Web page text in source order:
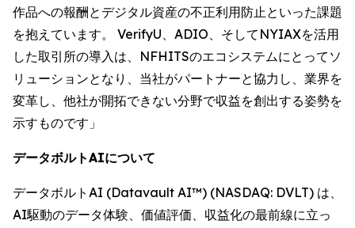
作品への報酬とデジタル資産の不正利用防止といった課題
を抱えています。 VerifyU、ADIO、そしてNYIAXを活用
した取引所の導入は、NFHITSのエコシステムにとってソ
リューションとなり、当社がパートナーと協力し、業界を
変革し、他社が開拓できない分野で収益を創出する姿勢を
示すものです」
データボルトAIについて
データボルトAI (Datavault AI™) (NASDAQ: DVLT) は、
AI駆動のデータ体験、価値評価、収益化の最前線に立っ